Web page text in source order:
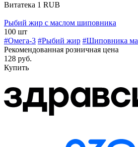
Витатека 1 RUB
Рыбий жир с маслом шиповника
100 шт
#Омега-3 #Рыбий жир #Шиповника
Рекомендованная розничная цена
128 руб.
Купить